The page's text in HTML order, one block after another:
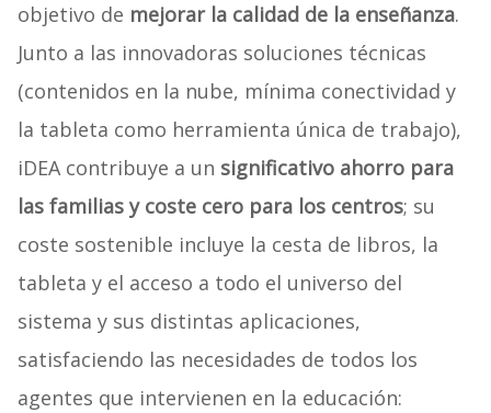
objetivo de mejorar la calidad de la enseñanza.
Junto a las innovadoras soluciones técnicas
(contenidos en la nube, mínima conectividad y
la tableta como herramienta única de trabajo),
iDEA contribuye a un significativo ahorro para
las familias y coste cero para los centros; su
coste sostenible incluye la cesta de libros, la
tableta y el acceso a todo el universo del
sistema y sus distintas aplicaciones,
satisfaciendo las necesidades de todos los
agentes que intervienen en la educación: